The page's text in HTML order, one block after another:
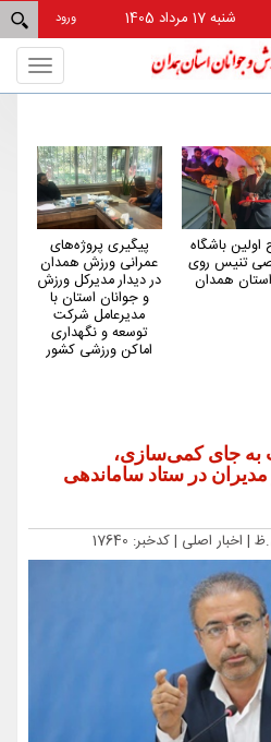
ورود
شنبه 17 مرداد 1405
اولین باشگاه
تنیس روی
همدان
پیگیری پروژه‌های
عمرانی ورزش همدان
در دیدار مدیرکل ورزش
و جوانان استان با
مدیرعامل شرکت
توسعه و نگهداری
اماکن ورزشی کشور
به جای کمی‌سازی،
در ستاد ساماندهی
اخبار اصلی | کدخبر: 17640